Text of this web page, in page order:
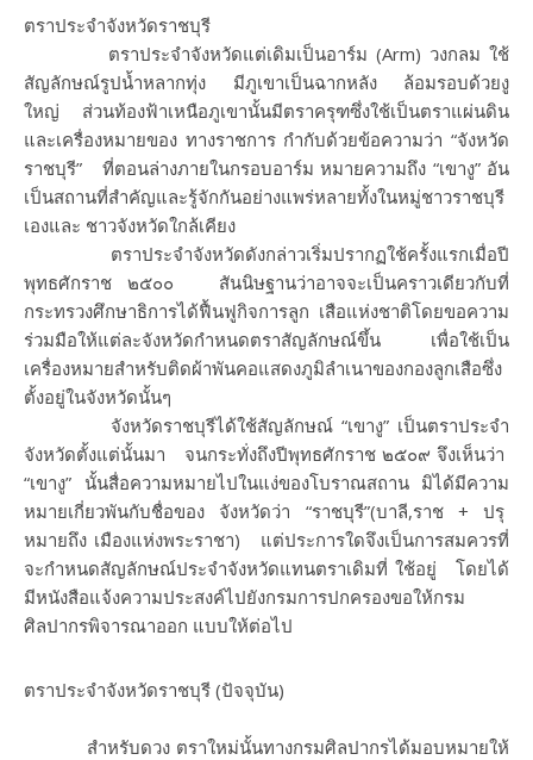
ตราประจำจังหวัดราชบุรี
ตราประจำจังหวัดแต่เดิมเป็นอาร์ม (Arm) วงกลม ใช้
สัญลักษณ์รูปน้ำหลากทุ่ง มีภูเขาเป็นฉากหลัง ล้อมรอบด้วยงู
ใหญ่ ส่วนท้องฟ้าเหนือภูเขานั้นมีตราครุฑซึ่งใช้เป็นตราแผ่นดิน
และเครื่องหมายของ ทางราชการ กำกับด้วยข้อความว่า “จังหวัด
ราชบุรี” ที่ตอนล่างภายในกรอบอาร์ม หมายความถึง “เขางู” อัน
เป็นสถานที่สำคัญและรู้จักกันอย่างแพร่หลายทั้งในหมู่ชาวราชบุรี
เองและ ชาวจังหวัดใกล้เคียง
ตราประจำจังหวัดดังกล่าวเริ่มปรากฏใช้ครั้งแรกเมื่อปี
พุทธศักราช ๒๕๐๐ สันนิษฐานว่าอาจจะเป็นคราวเดียวกับที่
กระทรวงศึกษาธิการได้ฟื้นฟูกิจการลูก เสือแห่งชาติโดยขอความ
ร่วมมือให้แต่ละจังหวัดกำหนดตราสัญลักษณ์ขึ้น เพื่อใช้เป็น
เครื่องหมายสำหรับติดผ้าพันคอแสดงภูมิลำเนาของกองลูกเสือซึ่ง
ตั้งอยู่ในจังหวัดนั้นๆ
จังหวัดราชบุรีได้ใช้สัญลักษณ์ “เขางู” เป็นตราประจำ
จังหวัดตั้งแต่นั้นมา จนกระทั่งถึงปีพุทธศักราช ๒๕๐๙ จึงเห็นว่า
“เขางู” นั้นสื่อความหมายไปในแง่ของโบราณสถาน มิได้มีความ
หมายเกี่ยวพันกับชื่อของ จังหวัดว่า “ราชบุรี”(บาลี,ราช + ปรุ
หมายถึง เมืองแห่งพระราชา) แต่ประการใดจึงเป็นการสมควรที่
จะกำหนดสัญลักษณ์ประจำจังหวัดแทนตราเดิมที่ ใช้อยู่ โดยได้
มีหนังสือแจ้งความประสงค์ไปยังกรมการปกครองขอให้กรม
ศิลปากรพิจารณาออก แบบให้ต่อไป
ตราประจำจังหวัดราชบุรี (ปัจจุบัน)
สำหรับดวง ตราใหม่นั้นทางกรมศิลปากรได้มอบหมายให้